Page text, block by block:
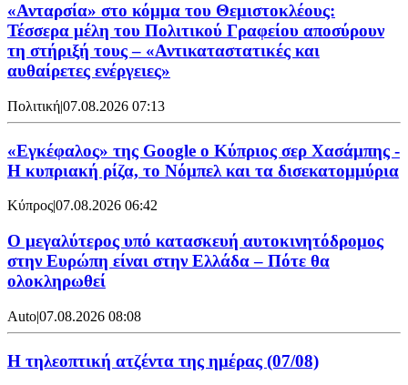
«Ανταρσία» στο κόμμα του Θεμιστοκλέους:
Τέσσερα μέλη του Πολιτικού Γραφείου αποσύρουν
τη στήριξή τους – «Αντικαταστατικές και
αυθαίρετες ενέργειες»
Πολιτική|07.08.2026 07:13
«Εγκέφαλος» της Google ο Κύπριος σερ Χασάμπης -
Η κυπριακή ρίζα, το Νόμπελ και τα δισεκατομμύρια
Κύπρος|07.08.2026 06:42
Ο μεγαλύτερος υπό κατασκευή αυτοκινητόδρομος
στην Ευρώπη είναι στην Ελλάδα – Πότε θα
ολοκληρωθεί
Auto|07.08.2026 08:08
Η τηλεοπτική ατζέντα της ημέρας (07/08)